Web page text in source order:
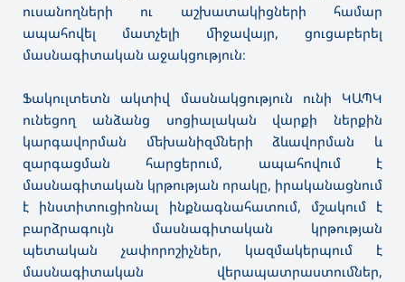
ուսանողների ու աշխատակիցների համար
ապահովել մատչելի միջավայր, ցուցաբերել
մասնագիտական աջակցություն։
Ֆակուլտետն ակտիվ մասնակցություն ունի ԿԱՊԿ
ունեցող անձանց սոցիալական վարքի ներքին
կարգավորման մեխանիզմների ձևավորման և
զարգացման հարցերում, ապահովում է
մասնագիտական կրթության որակը, իրականացնում
է ինստիտուցիոնալ ինքնագնահատում, մշակում է
բարձրագույն մասնագիտական կրթության
պետական չափորոշիչներ, կազմակերպում է
մասնագիտական վերապատրաստումներ,